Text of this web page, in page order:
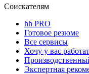
Соискателям
hh PRO
Готовое резюме
Все сервисы
Хочу у вас
Экспертная